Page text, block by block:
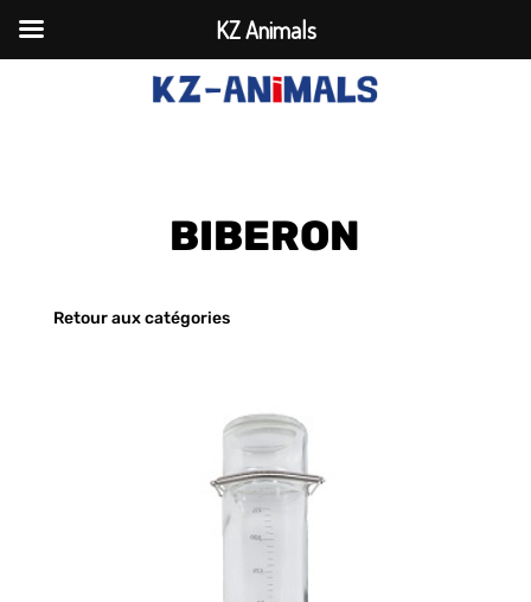
BIBERON
Retour aux catégories
KZ Animals